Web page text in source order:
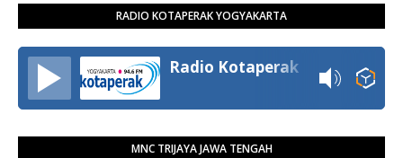
RADIO KOTAPERAK YOGYAKARTA
Radio Kotaperak
MNC TRIJAYA JAWA TENGAH